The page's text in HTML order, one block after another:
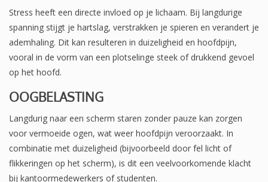
Stress heeft een directe invloed op je lichaam. Bij langdurige
spanning stijgt je hartslag, verstrakken je spieren en verandert je
ademhaling. Dit kan resulteren in duizeligheid en hoofdpijn,
vooral in de vorm van een plotselinge steek of drukkend gevoel
op het hoofd.
OOGBELASTING
Langdurig naar een scherm staren zonder pauze kan zorgen
voor vermoeide ogen, wat weer hoofdpijn veroorzaakt. In
combinatie met duizeligheid (bijvoorbeeld door fel licht of
flikkeringen op het scherm), is dit een veelvoorkomende klacht
bij kantoormedewerkers of studenten.